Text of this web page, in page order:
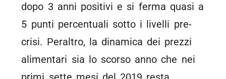
dopo 3 anni positivi e si ferma quasi a
5 punti percentuali sotto i livelli pre-
crisi. Peraltro, la dinamica dei prezzi
alimentari sia lo scorso anno che nei